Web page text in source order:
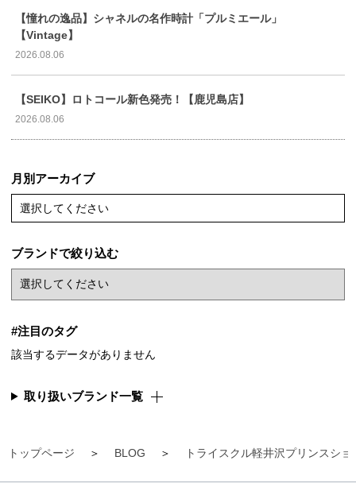
トップページ BLOG トライスクル軽井沢プリンスシ
【憧れの逸品】シャネルの名作時計「プルミエール」
【Vintage】
2026.08.06
【SEIKO】ロトコール新色発売！【鹿児島店】
2026.08.06
月別アーカイブ
選択してください
ブランドで絞り込む
#注目のタグ
該当するデータがありません
取り扱いブランド一覧